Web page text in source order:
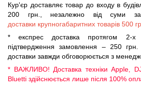
Кур'єр доставляє товар до входу в
200 грн., незалежно від суми
доставки крупногабаритних товарів 500
* експрес доставка протягом 2-
підтвердження замовлення – 250 грн.
доставки завжди обговорюється з
* ВАЖЛИВО! Доставка техніки Apple,
Bluetti здійснюється лише після 100%